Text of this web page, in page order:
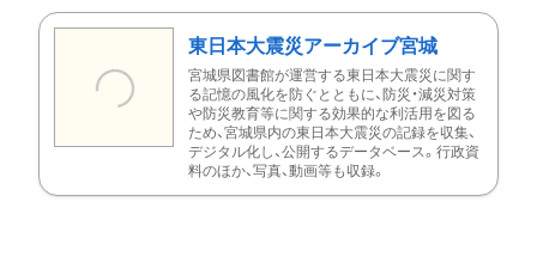
東日本大震災アーカイブ宮城
宮城県図書館が運営する東日本大震災に関す
る記憶の風化を防ぐとともに、防災・減災対策
や防災教育等に関する効果的な利活用を図る
ため、宮城県内の東日本大震災の記録を収集、
デジタル化し、公開するデータベース。行政資
料のほか、写真、動画等も収録。